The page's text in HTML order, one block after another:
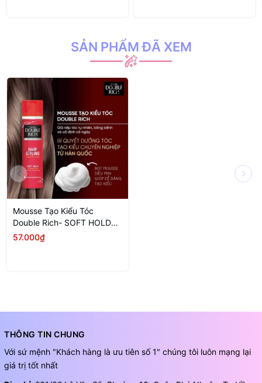
SẢN PHẨM ĐÃ XEM
Mousse Tạo Kiểu Tóc
Double Rich- SOFT HOLD
Giữ Nếp Tự Nhiên 150ml
57.000₫
THÔNG TIN CHUNG
Với sứ mệnh "Khách hàng là ưu tiên số 1" chúng tôi luôn mạng lại
giá trị tốt nhất